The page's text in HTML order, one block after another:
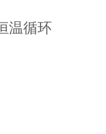
温循环